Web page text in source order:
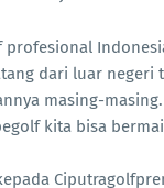
profesional
dari luar
masing-
kita bisa